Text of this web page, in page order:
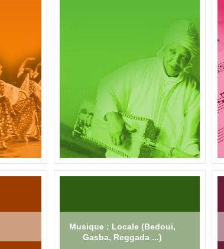
Musique : Locale (Bedoui,
Gasba, Reggada ...)